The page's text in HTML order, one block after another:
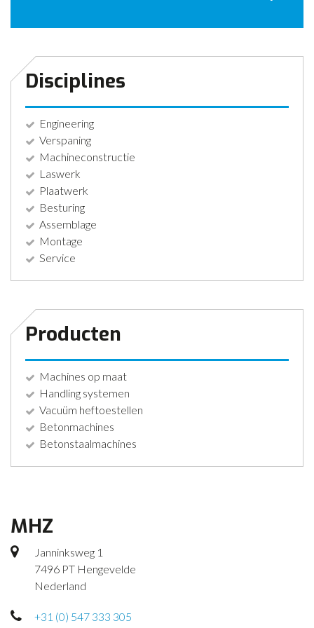
Disciplines
Engineering
Verspaning
Machineconstructie
Laswerk
Plaatwerk
Besturing
Assemblage
Montage
Service
Producten
Machines op maat
Handling systemen
Vacuüm heftoestellen
Betonmachines
Betonstaalmachines
MHZ
Janninksweg 1
7496 PT Hengevelde
Nederland
+31 (0) 547 333 305